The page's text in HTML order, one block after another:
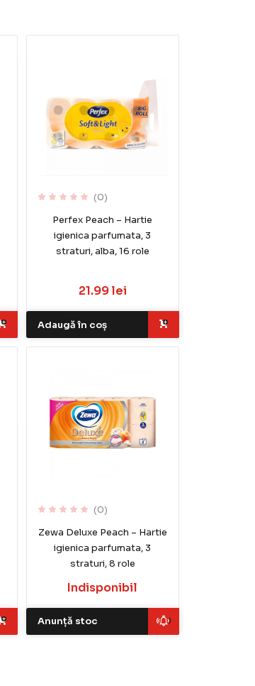
(0)
Perfex Peach – Hartie
igienica parfumata, 3
straturi, alba, 16 role
21.99 lei
Adaugă în coș
(0)
Zewa Deluxe Peach – Hartie
igienica parfumata, 3
straturi, 8 role
Indisponibil
Anunță stoc